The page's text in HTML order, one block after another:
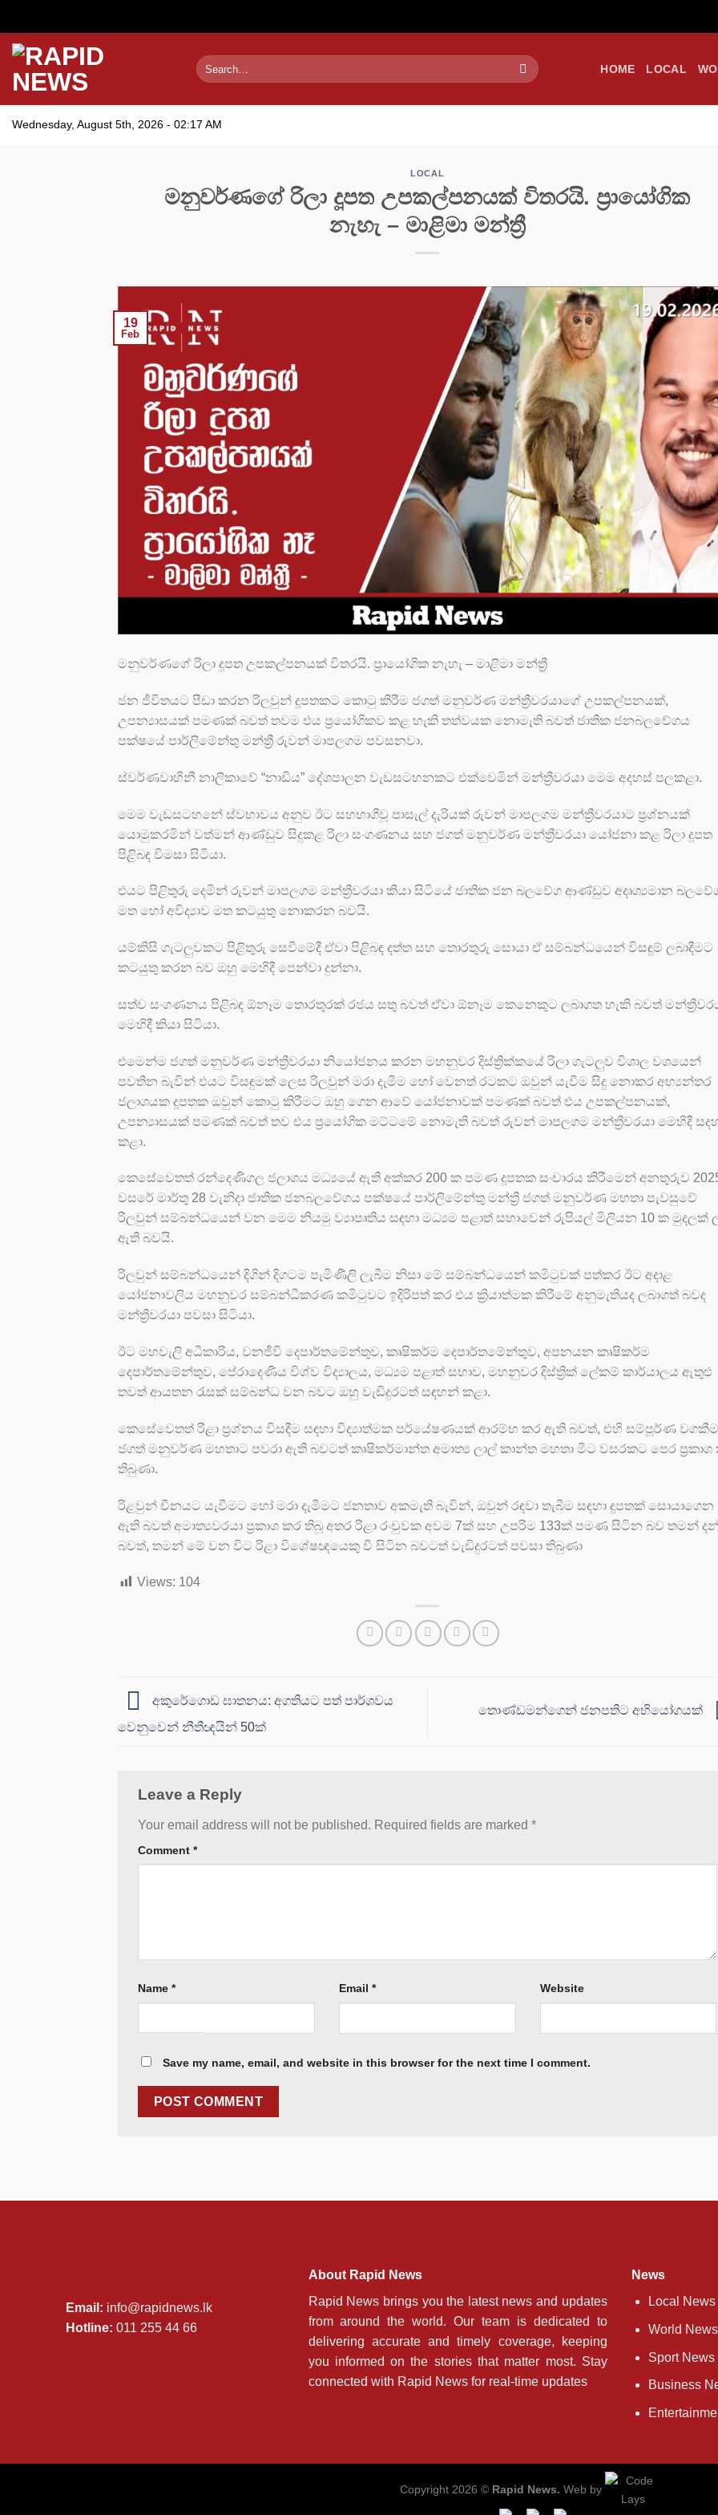
Skip
content
HOME LOCAL
Wednesday, August 5th, 2026 - 02:17 AM
LOCAL
මනුවර්ණගේ රිලා දූපත උපකල්පනයක් විතරයි. ප්‍රායෝගික
නැහැ – මාළිමා මන්ත්‍රී
19
Feb
මනුවර්ණගේ රිලා දූපත උපකල්පනයක් විතරයි. ප්‍රායෝගික නැහැ – මාළිමා මන්ත්‍රී
ජන ජීවිතයට පීඩා කරන රිලවුන් දූපතකට කොටු කිරීම ජගත් මනුවර්ණ මන්ත්‍රීවරයාගේ උපකල්පනයක්,
උපන්‍යාසයක් පමණක් බවත් තවම එය ප්‍රයෝගිකව කළ හැකි තත්වයක නොමැති බවත් ජාතික ජනබලවේගය
පක්ෂයේ පාර්ලිමේන්තු මන්ත්‍රී රුවන් මාපලගම පවසනවා.
ස්වර්ණවාහිනී නාලිකාවේ “නාඩිය” දේශපාලන වැඩසටහනකට එක්වෙමින් මන්ත්‍රීවරයා මෙම අදහස් පලකළා.
මෙම වැඩසටහනේ ස්වභාවය අනුව ඊට සහභාගීවූ පාසැල් දැරියක් රුවන් මාපලගම මන්ත්‍රීවරයාට ප්‍රශ්නයක්
යොමුකරමින් වත්මන් ආණ්ඩුව සිදුකළ රිලා සංගණනය සහ ජගත් මනුවර්ණ මන්ත්‍රීවරයා යෝජනා කළ රිලා දූපත
පිළිබඳ විමසා සිටියා.
එයට පිළිතුරු දෙමින් රුවන් මාපලගම මන්ත්‍රීවරයා කියා සිටියේ ජාතික ජන බලවේග ආණ්ඩුව අදෘශ්‍යමාන
මත හෝ අවිද්‍යාව මත කටයුතු නොකරන බවයි.
යම්කිසි ගැටලුවකට පිළිතුරු සෙවීමේදී ඒවා පිළිබඳ දත්ත සහ තොරතුරු සොයා ඒ සම්බන්ධයෙන් විසඳුම් ලබාදීමට
කටයුතු කරන බව ඔහු මෙහිදී පෙන්වා දුන්නා.
සත්ව සංගණනය පිළිබඳ ඕනෑම තොරතුරක් රජය සතු බවත් ඒවා ඕනෑම කෙනෙකුට ලබාගත හැකි බවත්
මෙහිදී කියා සිටියා.
එමෙන්ම ජගත් මනුවර්ණ මන්ත්‍රීවරයා නියෝජනය කරන මහනුවර දිස්ත්‍රික්කයේ රිලා ගැටලුව විශාල වශයෙන්
පවතින බැවින් එයට විසඳුමක් ලෙස රිලවුන් මරා දැමීම හෝ වෙනත් රටකට ඔවුන් යැවීම සිදු නොකර අභ්‍යන්තර
ජලාශයක දූපතක ඔවුන් කොටු කිරීමට ඔහු ගෙන ආවේ යෝජනාවක් පමණක් බවත් එය උපකල්පනයක්,
උපන්‍යාසයක් පමණක් බවත් තව එය ප්‍රයෝගික මට්ටමේ නොමැති බවත් රුවන් මාපලගම මන්ත්‍රීවරයා මෙහිදී
කළා.
කෙසේවෙතත් රන්දෙණිගල ජලාශය මධ්‍යයේ ඇති අක්කර 200 ක පමණ දූපතක සංචාරය කිරීමෙන් අනතුරුව
වසරේ මාර්තු 28 වැනිදා ජාතික ජනබලවේගය පක්ෂයේ පාර්ලිමේන්තු මන්ත්‍රී ජගත් මනුවර්ණ මහතා පැවසුවේ
රිලවුන් සම්බන්ධයෙන් වන මෙම නියමු ව්‍යාපෘතිය සඳහා මධ්‍යම පළාත් සභාවෙන් රුපියල් මිලියන 10 ක මුදලක්
ඇති බවයි.
රිලවුන් සම්බන්ධයෙන් දිගින් දිගටම පැමිණීලි ලැබීම නිසා මේ සම්බන්ධයෙන් කමිටුවක් පත්කර ඊට අදාළ
යෝජනාවලිය මහනුවර සම්බන්ධීකරණ කමිටුවට ඉදිරිපත් කර එය ක්‍රියාත්මක කිරීමේ අනුමැතියද ලබාගත් බවද
මන්ත්‍රීවරයා පවසා සිටියා.
ඊට මහවැලි අධීකාරිය, වනජීවි දෙපාර්තමේන්තුව, කෘෂිකර්ම දෙපාර්තමේන්තුව, අපනයන කෘෂිකර්ම
දෙපාර්තමේන්තුව, පේරාදෙණීය විශ්ව විද්‍යාලය, මධ්‍යම පළාත් සභාව, මහනුවර දිස්ත්‍රික් ලේකම් කාර්යාලය ඇතුළු
තවත් ආයතන රැසක් සම්බන්ධ වන බවට ඔහු වැඩිදුරටත් සඳහන් කළා.
කෙසේවෙතත් රිළා ප්‍රශ්නය විසඳීම සඳහා විද්‍යාත්මක පර්යේෂණයක් ආරම්භ කර ඇති බවත්, එහි සම්පූර්ණ වගකීම
ජගත් මනුවර්ණ මහතාට පවරා ඇති බවටත් කෘෂිකර්මාන්ත අමාත්‍ය ලාල් කාන්ත මහතා මීට වසරකට පෙර ප්‍රකාශ
තිබුණා.
රිළවුන් චීනයට යැවීමට හෝ මරා දැමීමට ජනතාව අකමැති බැවින්, ඔවුන් රඳවා තැබීම සඳහා දූපතක් සොයාගෙන
ඇති බවත් අමාත්‍යවරයා ප්‍රකාශ කර තිබූ අතර රිළා රංචුවක අවම 7ක් සහ උපරිම 133ක් පමණ සිටින බව තමන්
බවත්, තමන් මේ වන විට රිළා විශේෂඥයෙකු වී සිටින බවටත් වැඩිදුරටත් පවසා තිබුණා
Views: 104
අකුරේගොඩ ඝාතනය: අගතියට පත් පාර්ශවය
වෙනුවෙන් නීතීඥයින් 50ක්
තොණ්ඩමන්ගෙන් ජනපතිට අභියෝගයක්
Leave a Reply
Your email address will not be published. Required fields are marked *
Comment *
Name * Email * Website
Save my name, email, and website in this browser for the next time I comment.
Email: info@rapidnews.lk
Hotline: 011 255 44 66
About Rapid News
Rapid News brings you the latest news and updates
from around the world. Our team is dedicated to
delivering accurate and timely coverage, keeping
you informed on the stories that matter most. Stay
connected with Rapid News for real-time updates
News
Local News
World News
Sport News
Business
Copyright 2026 © Rapid News. Web by